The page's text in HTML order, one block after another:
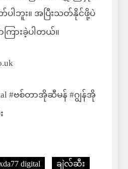
ါဘူး။ အပြီးသတ်နိုင်ဖို့ပဲ
ကြားခဲ့ပါတယ်။
#ဗစ်တာအိုဆီမန် #ဂျွန်အို
digital ချဲလ်ဆီး